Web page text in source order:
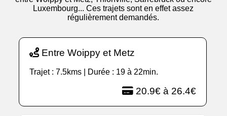
Luxembourg... Ces trajets sont en effet assez
régulièrement demandés.
Entre Woippy et Metz
Trajet : 7.5kms | Durée : 19 à 22min.
20.9€ à 26.4€